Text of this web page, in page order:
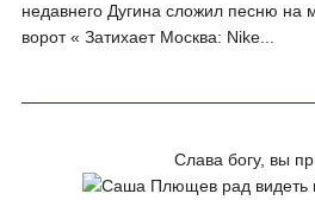
недавнего Дугина сложил песню на
ворот « Затихает Москва: Nike...
Слава богу, вы